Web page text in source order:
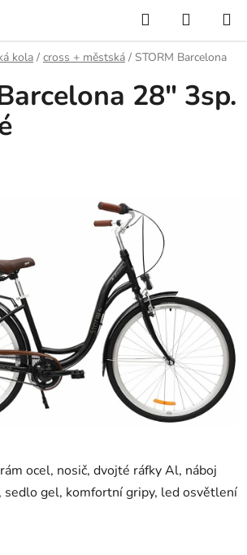
Hledat
KOŠÍK
kola / cross + městská / STORM Barcelona
ocel, nosič, dvojté ráfky Al, náboj
sedlo gel, komfortní gripy, led osvětlení
28" 3sp.